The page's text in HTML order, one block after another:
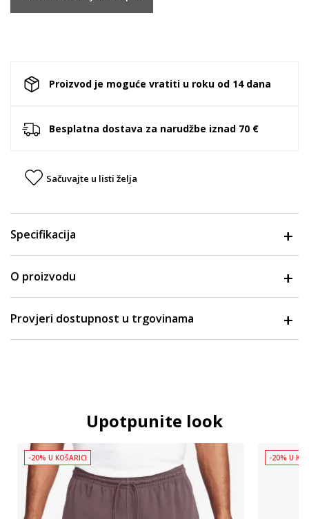
Proizvod je moguće vratiti u roku od 14 dana
Besplatna dostava za narudžbe iznad 70 €
Sačuvajte u listi želja
Specifikacija
O proizvodu
Provjeri dostupnost u trgovinama
Upotpunite look
-20% U KOŠARICI -20% U